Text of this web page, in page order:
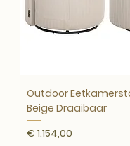
Outdoor
Beige Draaibaar
Prijs
€ 1.154,00